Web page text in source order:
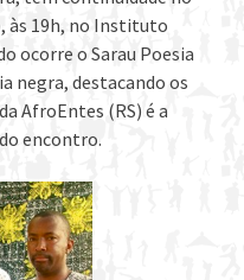
às 19h, no Instituto
ocorre o Sarau Poesia
negra, destacando os
AfroEntes (RS) é a
encontro.